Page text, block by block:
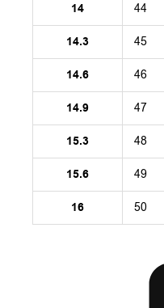
14 44
14.3 45
14.6 46
14.9 47
15.3 48
15.6 49
16 50